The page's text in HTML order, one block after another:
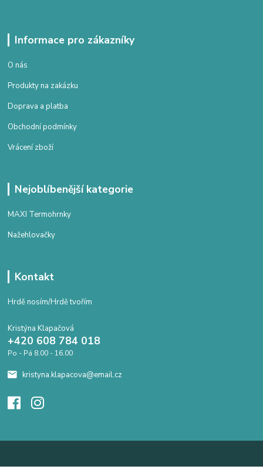
Informace pro zákazníky
O nás
Produkty na zakázku
Doprava a platba
Obchodní podmínky
Vrácení zboží
Nejoblíbenější kategorie
MAXI Termohrnky
Nažehlovačky
Kontakt
Hrdě nosím/Hrdě tvořím
Kristýna Klapačová
+420 608 784 018
Po - Pá 8.00 - 16.00
kristyna.klapacova@email.cz